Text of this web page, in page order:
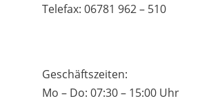
Telefax: 06781 962 – 510
Geschäftszeiten:
Mo – Do: 07:30 – 15:00 Uhr